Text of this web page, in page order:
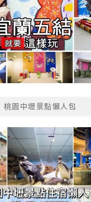
桃園中壢景點懶人包